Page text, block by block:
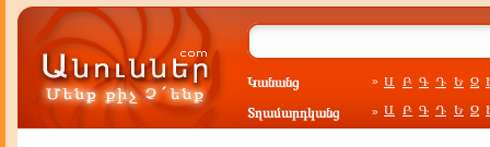
Կանանց » Ա Բ Գ Դ Ե Զ
Տղամարդկանց » Ա Բ Գ Դ Ե Զ